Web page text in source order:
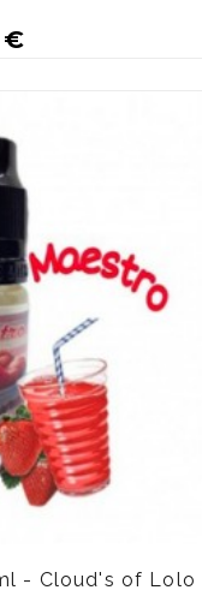
€
- Cloud's of Lolo